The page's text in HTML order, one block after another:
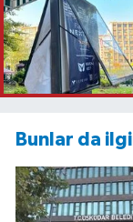
Bunlar da